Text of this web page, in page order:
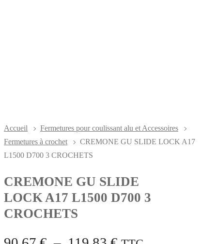
Accueil
Fermetures pour coulissant alu et Accessoires
Fermetures à crochet
CREMONE GU SLIDE LOCK A17
L1500 D700 3 CROCHETS
CREMONE GU SLIDE
LOCK A17 L1500 D700 3
CROCHETS